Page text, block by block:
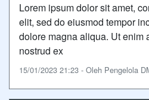
Lorem ipsum dolor sit amet,
elit, sed do eiusmod tempor
dolore magna aliqua. Ut enim
nostrud ex
15/01/2023 21:23 - Oleh Pengelola